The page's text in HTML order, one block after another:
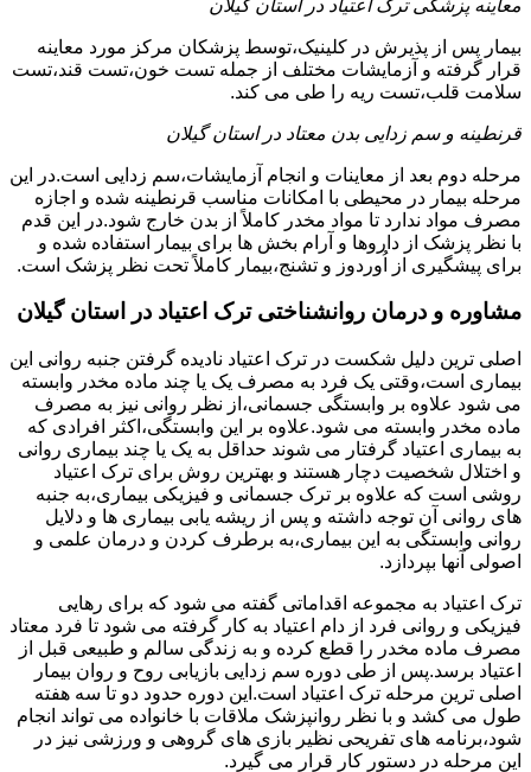
معاینه پزشکی ترک اعتیاد در استان گیلان
بیمار پس از پذیرش در کلینیک،توسط پزشکان مرکز مورد معاینه
قرار گرفته و آزمایشات مختلف از جمله تست خون،تست قند،تست
سلامت قلب،تست ریه را طی می کند.
قرنطینه و سم زدایی بدن معتاد در استان گیلان
مرحله دوم بعد از معاینات و انجام آزمایشات،سم زدایی است.در این
مرحله بیمار در محیطی با امکانات مناسب قرنطینه شده و اجازه
مصرف مواد ندارد تا مواد مخدر کاملاً از بدن خارج شود.در این قدم
با نظر پزشک از داروها و آرام بخش ها برای بیمار استفاده شده و
برای پیشگیری از اُوردوز و تشنج،بیمار کاملاً تحت نظر پزشک است.
مشاوره و درمان روانشناختی ترک اعتیاد در استان گیلان
اصلی ترین دلیل شکست در ترک اعتیاد نادیده گرفتن جنبه روانی این
بیماری است،وقتی یک فرد به مصرف یک یا چند ماده مخدر وابسته
می شود علاوه بر وابستگی جسمانی،از نظر روانی نیز به مصرف
ماده مخدر وابسته می شود.علاوه بر این وابستگی،اکثر افرادی که
به بیماری اعتیاد گرفتار می شوند حداقل به یک یا چند بیماری روانی
و اختلال شخصیت دچار هستند و بهترین روش برای ترک اعتیاد
روشی است که علاوه بر ترک جسمانی و فیزیکی بیماری،به جنبه
های روانی آن توجه داشته و پس از ریشه یابی بیماری ها و دلایل
روانی وابستگی به این بیماری،به برطرف کردن و درمان علمی و
اصولی آنها بپردازد.
ترک اعتیاد به مجموعه اقداماتی گفته می شود که برای رهایی
فیزیکی و روانی فرد از دام اعتیاد به کار گرفته می شود تا فرد معتاد
مصرف ماده مخدر را قطع کرده و به زندگی سالم و طبیعی قبل از
اعتیاد برسد.پس از طی دوره سم زدایی بازیابی روح و روان بیمار
اصلی ترین مرحله ترک اعتیاد است.این دوره حدود دو تا سه هفته
طول می کشد و با نظر روانپزشک ملاقات با خانواده می تواند انجام
شود،برنامه های تفریحی نظیر بازی های گروهی و ورزشی نیز در
این مرحله در دستور کار قرار می گیرد.